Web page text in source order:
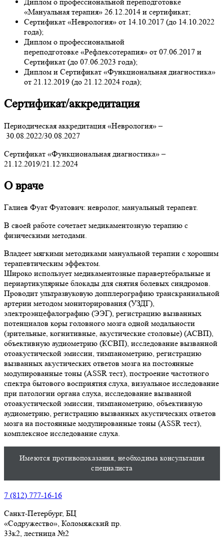
«Мануальная терапия» 26.12.2014 и сертификат;
Сертификат «Неврология» от 14.10.2017 (до 14.10.2022
года);
Диплом о профессиональной
переподготовке «Рефлексотерапия» от 07.06.2017 и
Сертификат (до 07.06.2023 года);
Диплом и Сертификат «Функциональная диагностика»
от 21.12.2019 (до 21.12.2024 года);
Сертификат/аккредитация
Периодическая аккредитация «Неврология» –
30.08.2022/30.08.2027
Сертификат «Функциональная диагностика» –
21.12.2019/21.12.2024
О враче
Галиев Фуат Фуатович: невролог, мануальный терапевт.
В своей работе сочетает медикаментозную терапию с
физическими методами.
Владеет мягкими методиками мануальной терапии с хорошим
терапевтическим эффектом.
Широко использует медикаментозные паравертебральные и
периартикулярные блокады для снятия болевых синдромов.
Проводит ультразвуковую допплерографию транскраниальной
артерии методом мониторирования (УЗДГ),
электроэнцефалографию (ЭЭГ), регистрацию вызванных
потенциалов коры головного мозга одной модальности
(зрительные, когнитивные, акустические столовые) (АСВП),
объективную аудиометрию (КСВП), исследование вызванной
отоакустической эмиссии, тимпанометрию, регистрацию
вызванных акустических ответов мозга на постоянные
модулированные тоны (ASSR тест), построение частотного
спектра бытового восприятия слуха, визуальное исследование
при патологии органа слуха, исследование вызванной
отоакустической эмиссии, тимпанометрию, объективную
аудиометрию, регистрацию вызванных акустических ответов
мозга на постоянные модулированные тоны (ASSR тест),
комплексное исследование слуха.
Имеются противопоказания, необходима консультация
специалиста
7 (812) 777-16-16
Санкт-Петербург, БЦ
«Содружество», Колoмяжский пр.
33к2, лестница №2